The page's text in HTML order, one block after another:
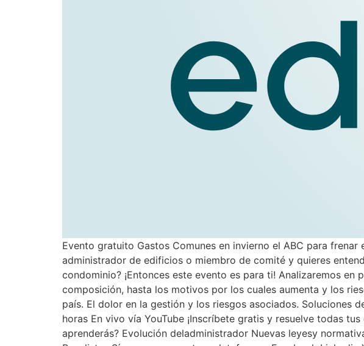
Evento gratuito Gastos Comunes en invierno el ABC para
administrador de edificios o miembro de comité y quieres
condominio? ¡Entonces este evento es para ti! Analizaremos
composición, hasta los motivos por los cuales aumenta y los
país. El dolor en la gestión y los riesgos asociados. Soluciones
horas En vivo vía YouTube ¡Inscríbete gratis y resuelve todas
aprenderás? Evolución deladministrador Nuevas leyesy